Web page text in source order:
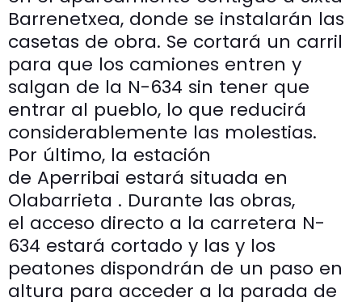
Barrenetxea, donde se instalarán las
casetas de obra. Se cortará un carril
para que los camiones entren y
salgan de la N-634 sin tener que
entrar al pueblo, lo que reducirá
considerablemente las molestias.
Por último, la estación
de Aperribai estará situada en
Olabarrieta . Durante las obras,
el acceso directo a la carretera N-
634 estará cortado y las y los
peatones dispondrán de un paso en
altura para acceder a la parada de